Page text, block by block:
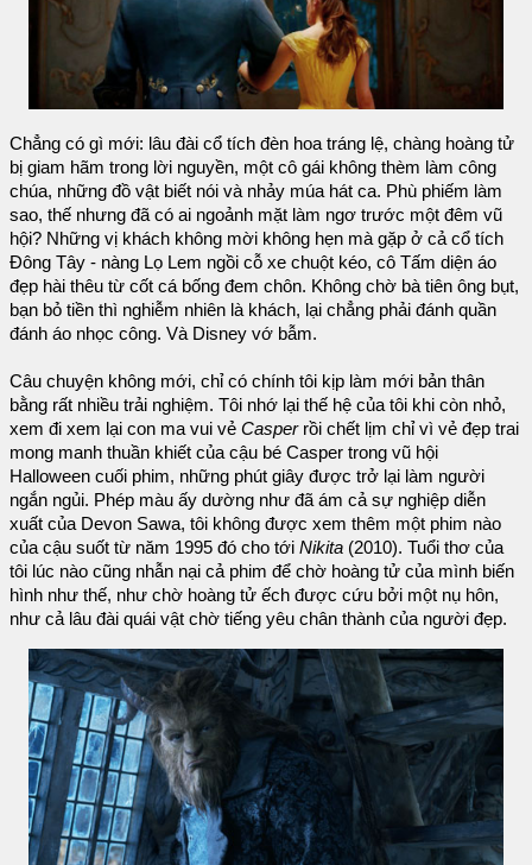
Chẳng có gì mới: lâu đài cổ tích đèn hoa tráng lệ, chàng hoàng tử
bị giam hãm trong lời nguyền, một cô gái không thèm làm công
chúa, những đồ vật biết nói và nhảy múa hát ca. Phù phiếm làm
sao, thế nhưng đã có ai ngoảnh mặt làm ngơ trước một đêm vũ
hội? Những vị khách không mời không hẹn mà gặp ở cả cổ tích
Đông Tây - nàng Lọ Lem ngồi cỗ xe chuột kéo, cô Tấm diện áo
đẹp hài thêu từ cốt cá bống đem chôn. Không chờ bà tiên ông bụt,
bạn bỏ tiền thì nghiễm nhiên là khách, lại chẳng phải đánh quần
đánh áo nhọc công. Và Disney vớ bẫm.
Câu chuyện không mới, chỉ có chính tôi kịp làm mới bản thân
bằng rất nhiều trải nghiệm. Tôi nhớ lại thế hệ của tôi khi còn nhỏ,
xem đi xem lại con ma vui vẻ Casperrồi chết lịm chỉ vì vẻ đẹp trai
mong manh thuần khiết của cậu bé Casper trong vũ hội
Halloween cuối phim, những phút giây được trở lại làm người
ngắn ngủi. Phép màu ấy dường như đã ám cả sự nghiệp diễn
xuất của Devon Sawa, tôi không được xem thêm một phim nào
của cậu suốt từ năm 1995 đó cho tới Nikita (2010). Tuổi thơ của
tôi lúc nào cũng nhẫn nại cả phim để chờ hoàng tử của mình biến
hình như thế, như chờ hoàng tử ếch được cứu bởi một nụ hôn,
như cả lâu đài quái vật chờ tiếng yêu chân thành của người đẹp.